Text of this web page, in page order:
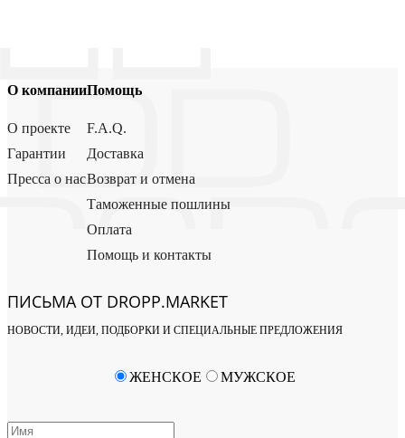
О компании
О проекте
Гарантии
Пресса о нас
Помощь
F.A.Q.
Доставка
Возврат и отмена
Таможенные пошлины
Оплата
Помощь и контакты
ПИСЬМА ОТ DROPP.MARKET
НОВОСТИ, ИДЕИ, ПОДБОРКИ И СПЕЦИАЛЬНЫЕ ПРЕДЛОЖЕНИЯ
ЖЕНСКОЕ МУЖСКОЕ